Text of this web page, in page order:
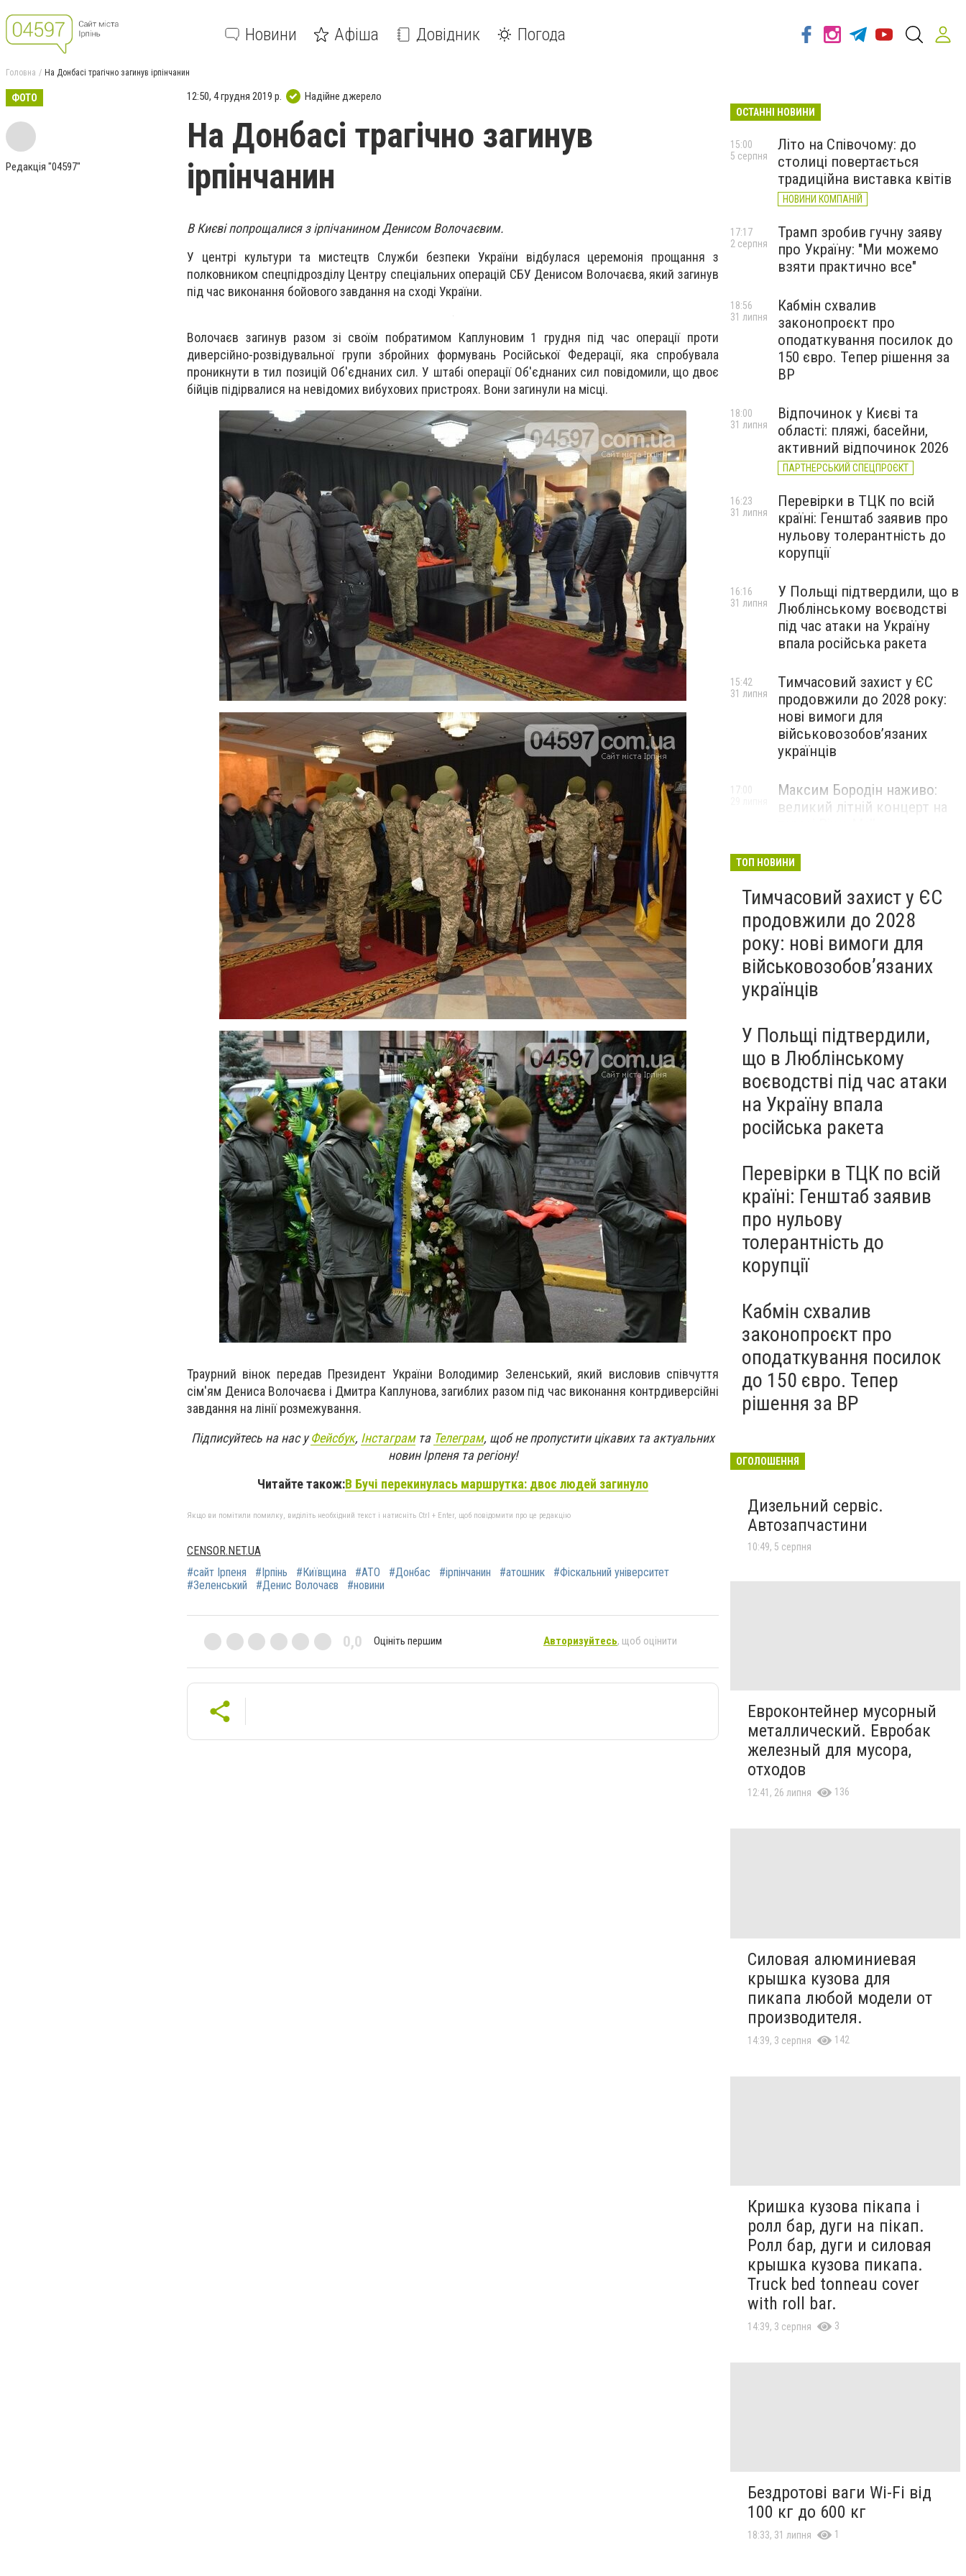
Новини Афіша Довідник Погода
Головна На Донбасі трагічно загинув ірпінчанин
ФОТО
Редакція "04597"
12:50, 4 грудня 2019 р. Надійне джерело
На Донбасі трагічно загинув
ірпінчанин
В Києві попрощалися з ірпічанином Денисом Волочаєвим.
У центрі культури та мистецтв Служби безпеки України відбулася церемонія прощання з
полковником спецпідрозділу Центру спеціальних операцій СБУ Денисом Волочаєва, який загинув
під час виконання бойового завдання на сході України.
Волочаєв загинув разом зі своїм побратимом Каплуновим 1 грудня під час операції проти
диверсійно-розвідувальної групи збройних формувань Російської Федерації, яка спробувала
проникнути в тил позицій Об'єднаних сил. У штабі операції Об'єднаних сил повідомили, що двоє
бійців підірвалися на невідомих вибухових пристроях. Вони загинули на місці.
Траурний вінок передав Президент України Володимир Зеленський, який висловив співчуття
сім'ям Дениса Волочаєва і Дмитра Каплунова, загиблих разом під час виконання контрдиверсійні
завдання на лінії розмежування.
Підписуйтесь на нас уФейсбук, Інстаграмта Телеграм, щоб не пропустити цікавих та актуальних
новин Ірпеня та регіону!
Читайте також:В Бучі перекинулась маршрутка: двоє людей загинуло
Якщо ви помітили помилку, виділіть необхідний текст і натисніть Ctrl + Enter, щоб повідомити про це редакцію
CENSOR.NET.UA
#сайт Ірпеня
#Ірпінь #Київщина #АТО #Донбас #ірпінчанин #атошник
#Фіскальний університет
#Зеленський
#Денис Волочаєв #новини
0,0 Оцініть першим Авторизуйтесь, щоб оцінити
ОСТАННІ НОВИНИ
Літо на Співочому: до
столиці повертається
традиційна виставка квітів
НОВИНИ КОМПАНІЙ
15:00
5 серпня
Трамп зробив гучну заяву
про Україну: "Ми можемо
взяти практично все"
17:17
2 серпня
Кабмін схвалив
законопроєкт про
оподаткування посилок до
150 євро. Тепер рішення за
ВР
18:56
31 липня
Відпочинок у Києві та
області: пляжі, басейни,
активний відпочинок 2026
ПАРТНЕРСЬКИЙ СПЕЦПРОЄКТ
18:00
31 липня
Перевірки в ТЦК по всій
країні: Генштаб заявив про
нульову толерантність до
корупції
16:23
31 липня
У Польщі підтвердили, що в
Люблінському воєводстві
під час атаки на Україну
впала російська ракета
16:16
31 липня
Тимчасовий захист у ЄС
продовжили до 2028 року:
нові вимоги для
військовозобов’язаних
українців
15:42
31 липня
Максим Бородін наживо:
великий літній концерт на
17:00
ТОП НОВИНИ
Тимчасовий захист у ЄС
продовжили до 2028
року: нові вимоги для
військовозобов’язаних
українців
У Польщі підтвердили,
що в Люблінському
воєводстві під час атаки
на Україну впала
російська ракета
Перевірки в ТЦК по всій
країні: Генштаб заявив
про нульову
толерантність до
корупції
Кабмін схвалив
законопроєкт про
оподаткування посилок
до 150 євро. Тепер
рішення за ВР
ОГОЛОШЕННЯ
Дизельний сервіс.
Автозапчастини
10:49, 5 серпня
Евроконтейнер мусорный
металлический. Евробак
железный для мусора,
отходов
12:41, 26 липня 136
Силовая алюминиевая
крышка кузова для
пикапа любой модели от
производителя.
14:39, 3 серпня 142
Кришка кузова пікапа і
ролл бар, дуги на пікап.
Ролл бар, дуги и силовая
крышка кузова пикапа.
Truck bed tonneau cover
with roll bar.
14:39, 3 серпня 3
Бездротові ваги Wi-Fi від
100 кг до 600 кг
18:33, 31 липня 1